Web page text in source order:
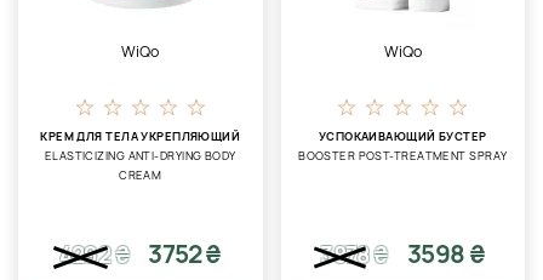
WiQo
КРЕМ ДЛЯ ТЕЛА УКРЕПЛЯЮЩИЙ
ELASTICIZING ANTI-DRYING BODY
CREAM
4292₴ 3752 ₴
WiQo
УСПОКАИВАЮЩИЙ БУСТЕР
BOOSTER POST-TREATMENT SPRAY
3878₴ 3598 ₴